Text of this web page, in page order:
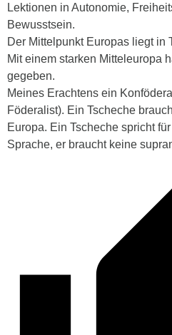
Lektionen in Autonomie,
Bewusstsein.
Der Mittelpunkt Europas liegt in
Mit einem starken Mitteleuropa
gegeben.
Meines Erachtens ein
Föderalist). Ein Tscheche
Europa. Ein Tscheche spricht
Sprache, er braucht keine